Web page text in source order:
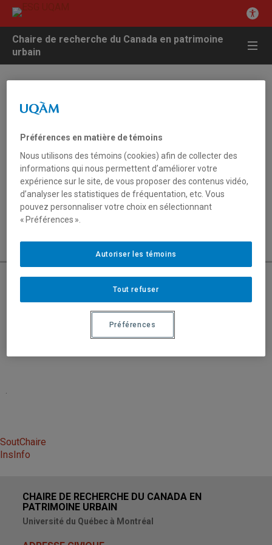
Chaire de recherche du Canada en patrimoine
urbain
Henrik Linkblad
CHAIRE DE RECHERCHE DU CANADA EN PATRIMOINE
URBAIN
Chaire de recherche du Canada en patrimoine urbain
Local DC-1300
279, rue Sainte-Catherine Est
Montréal (Québec) H2X 1L5
SoutChaire
.
SoutChaire
InsInfo
CHAIRE DE RECHERCHE DU CANADA EN
PATRIMOINE URBAIN
Université du Québec à Montréal
Préférences en matière de témoins
Nous utilisons des témoins (cookies) afin de collecter des
informations qui nous permettent d’améliorer votre
expérience sur le site, de vous proposer des contenus vidéo,
d’analyser les statistiques de fréquentation, etc. Vous
pouvez personnaliser votre choix en sélectionnant
« Préférences ».
Tout refuser
Autoriser les témoins
Préférences